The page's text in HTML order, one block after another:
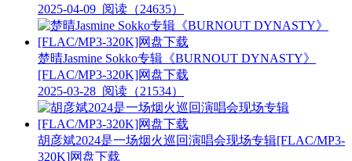
2025-04-09 阅读（24635）
楚晴Jasmine Sokko专辑《BURNOUT DYNASTY》
[FLAC/MP3-320K]网盘下载
2025-03-28 阅读（21534）
胡彦斌2024是一场烟火巡回演唱会现场专辑[FLAC/MP3-
320K]网盘下载